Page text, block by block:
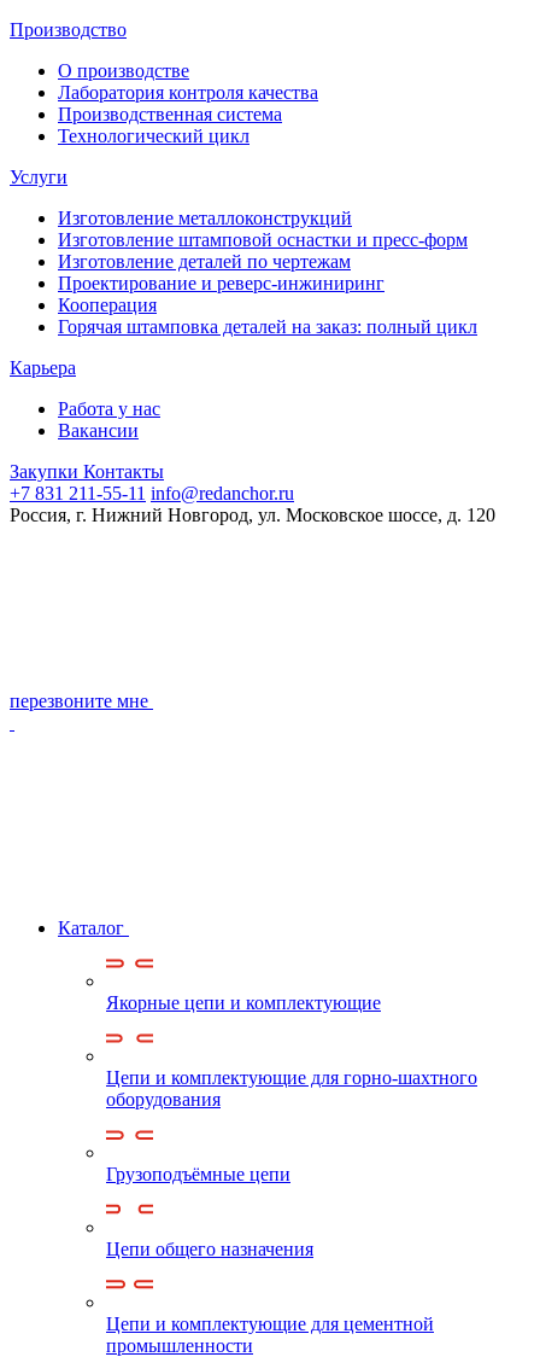
Производство
О производстве
Лаборатория контроля качества
Производственная система
Технологический цикл
Услуги
Изготовление металлоконструкций
Изготовление штамповой оснастки и пресс-форм
Изготовление деталей по чертежам
Проектирование и реверс-инжиниринг
Кооперация
Горячая штамповка деталей на заказ: полный цикл
Карьера
Работа у нас
Вакансии
Закупки Контакты
+7 831 211-55-11 info@redanchor.ru
Россия, г. Нижний Новгород, ул. Московское шоссе, д. 120
перезвоните мне
Каталог
Якорные цепи и комплектующие
Цепи и комплектующие для горно-шахтного
оборудования
Грузоподъёмные цепи
Цепи общего назначения
Цепи и комплектующие для цементной
промышленности